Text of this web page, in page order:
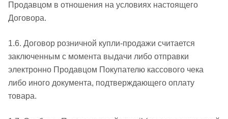
Продавцом в отношения на условиях настоящего
Договора.
1.6. Договор розничной купли-продажи считается
заключенным с момента выдачи либо отправки
электронно Продавцом Покупателю кассового чека
либо иного документа, подтверждающего оплату
товара.